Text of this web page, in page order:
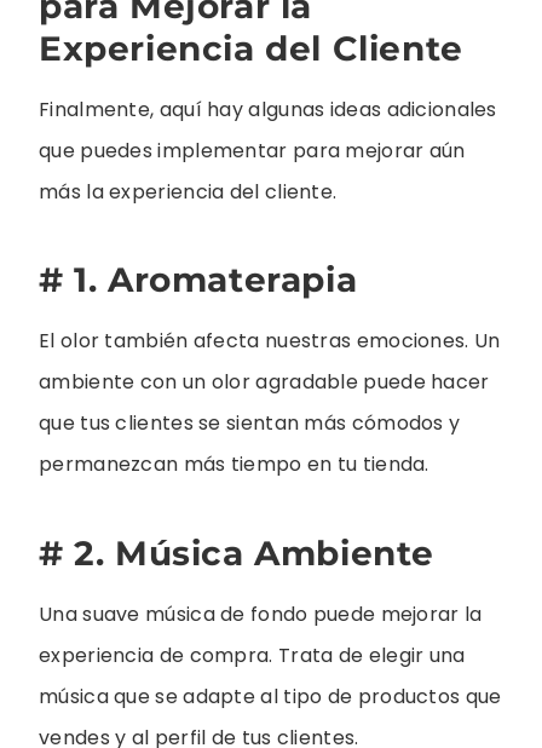
Experiencia del Cliente
Finalmente, aquí hay algunas ideas adicionales
que puedes implementar para mejorar aún
más la experiencia del cliente.
# 1. Aromaterapia
El olor también afecta nuestras emociones. Un
ambiente con un olor agradable puede hacer
que tus clientes se sientan más cómodos y
permanezcan más tiempo en tu tienda.
# 2. Música Ambiente
Una suave música de fondo puede mejorar la
experiencia de compra. Trata de elegir una
música que se adapte al tipo de productos que
vendes y al perfil de tus clientes.